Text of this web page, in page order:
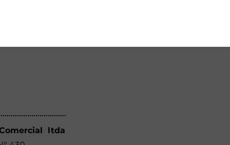
ltda